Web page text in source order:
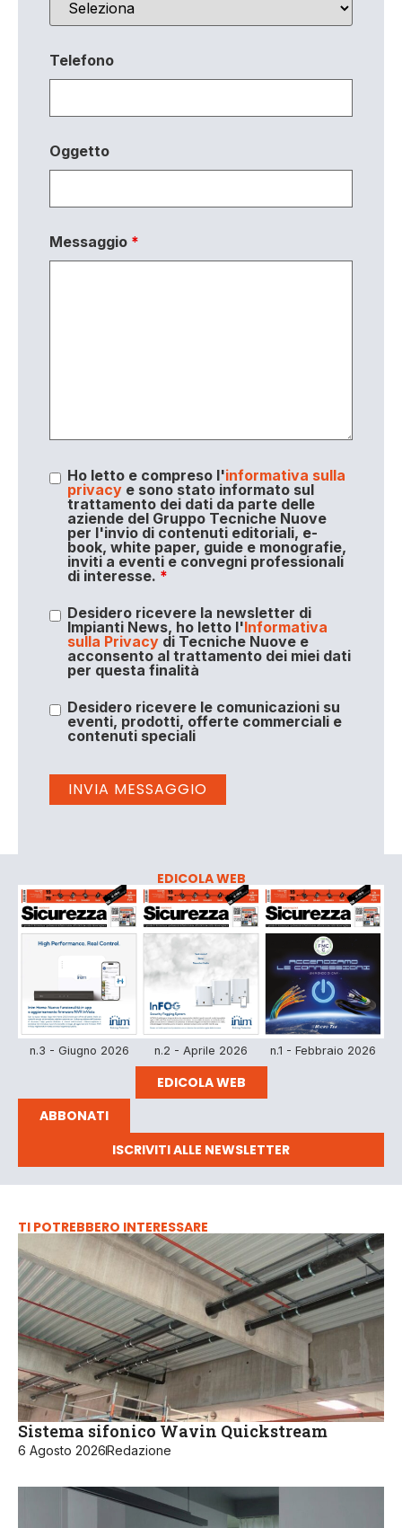
Telefono
Oggetto
Messaggio *
Ho letto e compreso l'informativa sulla
privacye sono stato informato sul
trattamento dei dati da parte delle
aziende del Gruppo Tecniche Nuove
per l'invio di contenuti editoriali, e-
book, white paper, guide e monografie,
inviti a eventi e convegni professionali
di interesse. *
Desidero ricevere la newsletter di
Impianti News, ho letto l'Informativa
sulla Privacydi Tecniche Nuove e
acconsento al trattamento dei miei dati
per questa finalità
Desidero ricevere le comunicazioni su
eventi, prodotti, offerte commerciali e
contenuti speciali
EDICOLA WEB
n.3 - Giugno 2026 n.2 - Aprile 2026 n.1 - Febbraio 2026
EDICOLA WEB
ABBONATI
ISCRIVITI ALLE NEWSLETTER
TI POTREBBERO INTERESSARE
Sistema sifonico Wavin Quickstream
6 Agosto 2026 Redazione